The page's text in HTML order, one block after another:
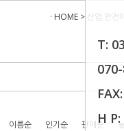
T:
H
· HOME > 산업 안전
이름순 인기순 판매순